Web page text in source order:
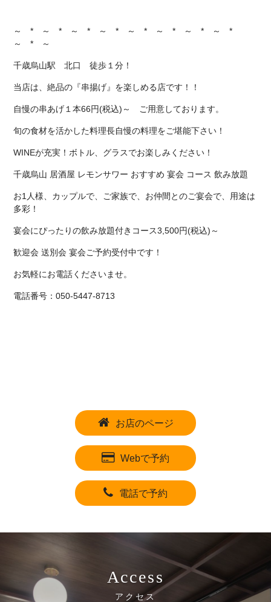
～ * ～ * ～ * ～ * ～ * ～ * ～ * ～ *
～ * ～
千歳烏山駅 北口 徒歩１分！
当店は、絶品の『串揚げ』を楽しめる店です！！
自慢の串あげ１本66円(税込)～ ご用意しております。
旬の食材を活かした料理長自慢の料理をご堪能下さい！
WINEが充実！ボトル、グラスでお楽しみください！
千歳烏山 居酒屋 レモンサワー おすすめ 宴会 コース 飲み放題
お1人様、カップルで、ご家族で、お仲間とのご宴会で、用途は
多彩！
宴会にぴったりの飲み放題付きコース3,500円(税込)～
歓迎会 送別会 宴会ご予約受付中です！
お気軽にお電話くださいませ。
電話番号：050-5447-8713
お店のページ
Webで予約
電話で予約
Access
アクセス